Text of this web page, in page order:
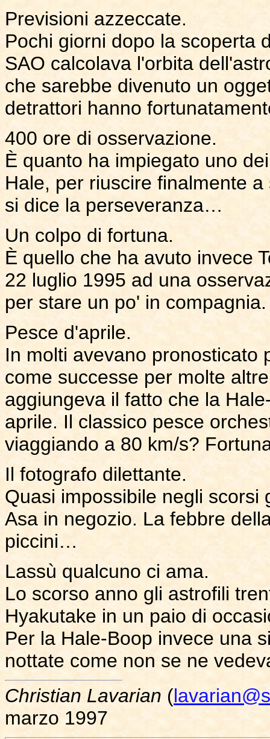
Previsioni azzeccate.
Pochi giorni dopo la scoperta
SAO calcolava l'orbita
che sarebbe divenuto un
detrattori hanno
400 ore di osservazione.
È quanto ha impiegato uno
Hale, per riuscire finalmente
si dice la perseveranza…
Un colpo di fortuna.
È quello che ha avuto invece
22 luglio 1995 ad una
per stare un po' in compagnia.
Pesce d'aprile.
In molti avevano pronosticato
come successe per molte
aggiungeva il fatto che la
aprile. Il classico pesce
viaggiando a 80 km/s?
Il fotografo dilettante.
Quasi impossibile negli
Asa in negozio. La febbre
piccini…
Lassù qualcuno ci ama.
Lo scorso anno gli astrofili
Hyakutake in un paio di
Per la Hale-Boop invece una
nottate come non se ne
Christian Lavarian (
marzo 1997